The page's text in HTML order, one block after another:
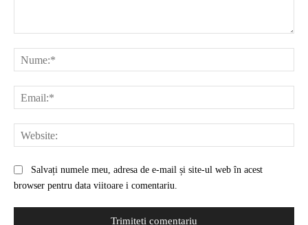
Salvați numele meu, adresa de e-mail și site-ul web în acest
browser pentru data viitoare i comentariu.